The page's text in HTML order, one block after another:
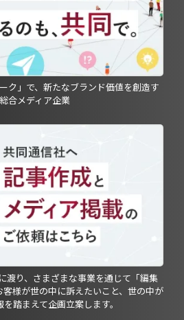
ク」で、新たなブランド価値を創造す
合メディア企業
渡り、さまざまな事業を通じて「編集
様が世の中に訴えたいこと、世の中が
踏まえて企画立案します。